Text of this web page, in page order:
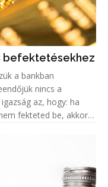
befektetésekhez
a bankban
nincs a
az, hogy: ha
fekteted be, akkor